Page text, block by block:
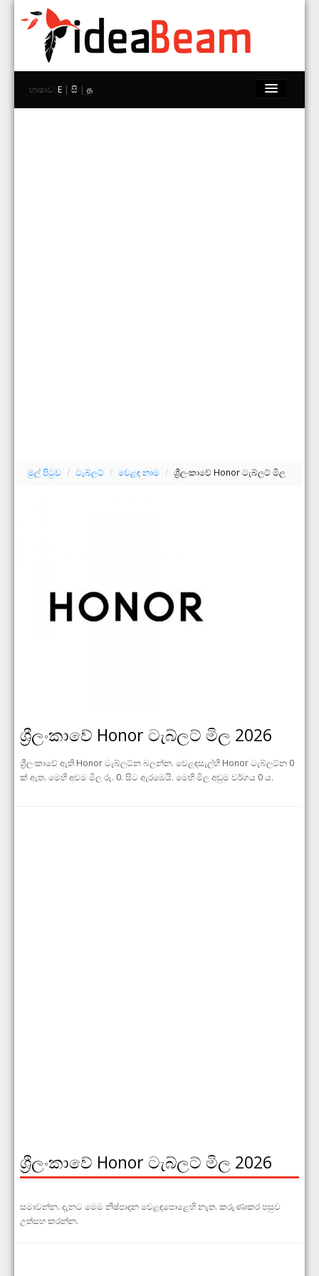
භාෂාව: E | සි | த
මුල් පිටුව
මුල් පිටුව / ටැබ්ලට් / වෙළඳ නාම / ශ්‍රීලංකාවේ Honor ටැබ්ලට් මිල
ශ්‍රීලංකාවේ Honor ටැබ්ලට් මිල 2026
ශ්‍රීලංකාවේ ඇති Honor ටැබ්ලට්න බලන්න. වෙළඳසැල්හි Honor ටැබ්ලට්න 0
ක් ඇත. මෙහි අවම මිල රු. 0. සිට ඇරඹෙයි. මෙහි මිල අඩුම වර්ගය 0 ය.
ශ්‍රීලංකාවේ Honor ටැබ්ලට් මිල 2026
සමාවන්න. දැනට මෙම නිෂ්පාදන වෙළඳපොළෙහි නැත. කරුණාකර පසුව
උත්සහ කරන්න.